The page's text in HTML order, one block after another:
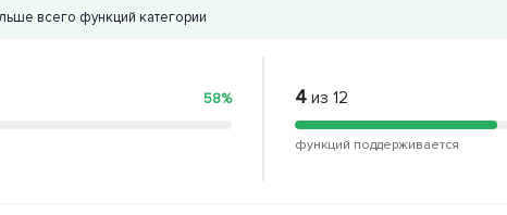
всего функций категории
58% 4 из 12
функций поддерживается